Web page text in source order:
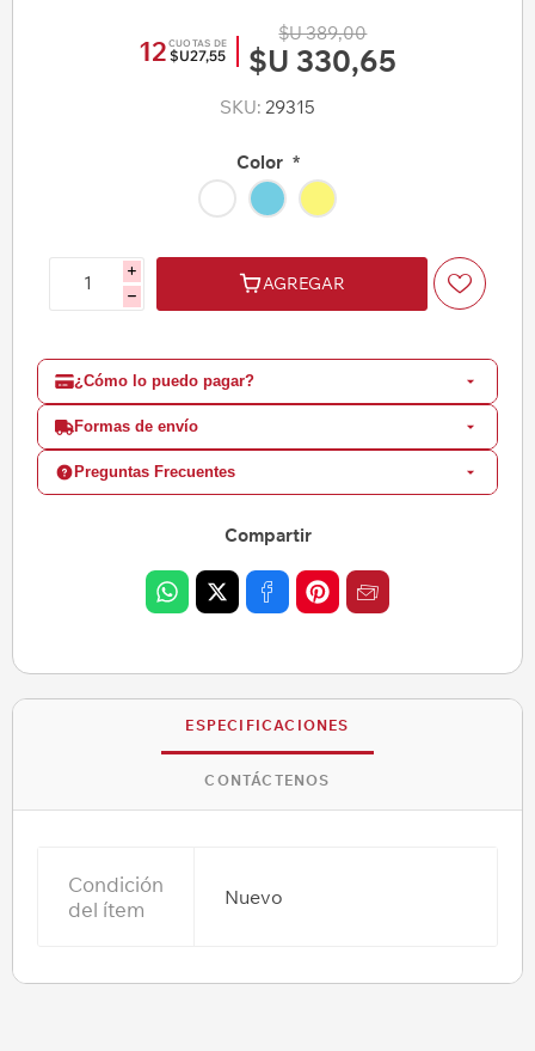
12 CUOTAS DE
$U27,55
$U 389,00
$U 330,65
SKU: 29315
Color *
i
h
AGREGAR
¿Cómo lo puedo pagar?
Formas de envío
Preguntas Frecuentes
Compartir
ESPECIFICACIONES
CONTÁCTENOS
Condición
del ítem
Nuevo